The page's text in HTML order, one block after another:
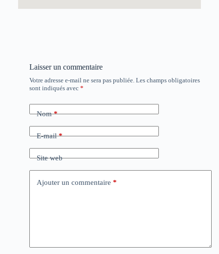
Laisser un commentaire
Votre adresse e-mail ne sera pas publiée. Les champs obligatoires
sont indiqués avec *
Nom*
E-mail*
Site web
Ajouter un commentaire *